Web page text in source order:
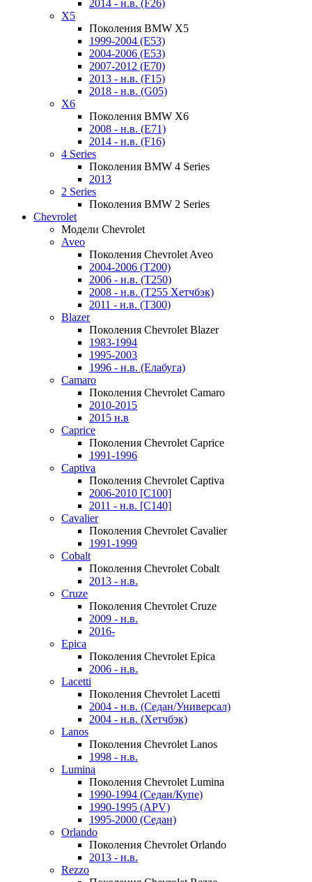
2014 - н.в. (F26)
X5
Поколения BMW X5
1999-2004 (E53)
2004-2006 (E53)
2007-2012 (E70)
2013 - н.в. (F15)
2018 - н.в. (G05)
X6
Поколения BMW X6
2008 - н.в. (E71)
2014 - н.в. (F16)
4 Series
Поколения BMW 4 Series
2013
2 Series
Поколения BMW 2 Series
Chevrolet
Модели Chevrolet
Aveo
Поколения Chevrolet Aveo
2004-2006 (T200)
2006 - н.в. (T250)
2008 - н.в. (T255 Хетчбэк)
2011 - н.в. (Т300)
Blazer
Поколения Chevrolet Blazer
1983-1994
1995-2003
1996 - н.в. (Елабуга)
Camaro
Поколения Chevrolet Camaro
2010-2015
2015 н.в
Caprice
Поколения Chevrolet Caprice
1991-1996
Captiva
Поколения Chevrolet Captiva
2006-2010 [C100]
2011 - н.в. [C140]
Cavalier
Поколения Chevrolet Cavalier
1991-1999
Cobalt
Поколения Chevrolet Cobalt
2013 - н.в.
Cruze
Поколения Chevrolet Cruze
2009 - н.в.
2016-
Epica
Поколения Chevrolet Epica
2006 - н.в.
Lacetti
Поколения Chevrolet Lacetti
2004 - н.в. (Седан/Универсал)
2004 - н.в. (Хетчбэк)
Lanos
Поколения Chevrolet Lanos
1998 - н.в.
Lumina
Поколения Chevrolet Lumina
1990-1994 (Седан/Купе)
1990-1995 (APV)
1995-2000 (Седан)
Orlando
Поколения Chevrolet Orlando
2013 - н.в.
Rezzo